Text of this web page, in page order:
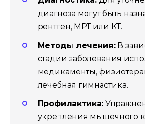
диагноза могут быть
рентген, МРТ или КТ.
Методы лечения: В
стадии заболевания
медикаменты,
лечебная гимнастика.
Профилактика:
укрепления мышечного